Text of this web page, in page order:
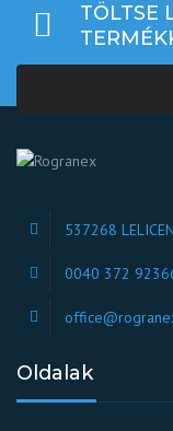
TÖLTSE
537268
0040 372
Oldalak